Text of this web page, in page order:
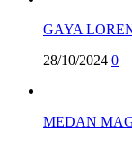
GAYA
28/10/2024 0
MEDAN